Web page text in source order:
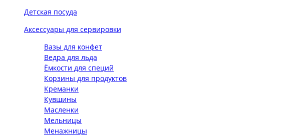
Детская посуда
Аксессуары для сервировки
Вазы для конфет
Ведра для льда
Ёмкости для специй
Корзины для продуктов
Креманки
Кувшины
Масленки
Мельницы
Менажницы